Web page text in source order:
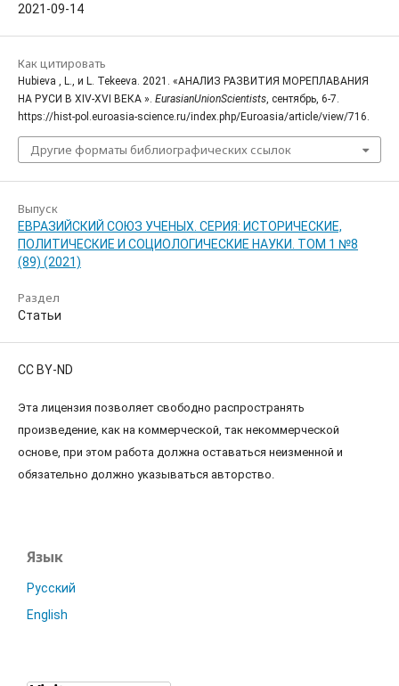
2021-09-14
Как цитировать
Hubieva , L., и L. Tekeeva. 2021. «АНАЛИЗ РАЗВИТИЯ МОРЕПЛАВАНИЯ
НА РУСИ В XIV-XVI ВЕКА ». EurasianUnionScientists, сентябрь, 6-7.
https://hist-pol.euroasia-science.ru/index.php/Euroasia/article/view/716.
Другие форматы библиографических ссылок
Выпуск
ЕВРАЗИЙСКИЙ СОЮЗ УЧЕНЫХ. СЕРИЯ: ИСТОРИЧЕСКИЕ,
ПОЛИТИЧЕСКИЕ И СОЦИОЛОГИЧЕСКИЕ НАУКИ. ТОМ 1 №8
(89) (2021)
Раздел
Статьи
CC BY-ND
Эта лицензия позволяет свободно распространять
произведение, как на коммерческой, так некоммерческой
основе, при этом работа должна оставаться неизменной и
обязательно должно указываться авторство.
Язык
Русский
English